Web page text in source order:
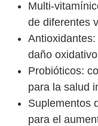
Multi-
de diferentes
daño
Probióticos:
para la salud
Suplementos
para el